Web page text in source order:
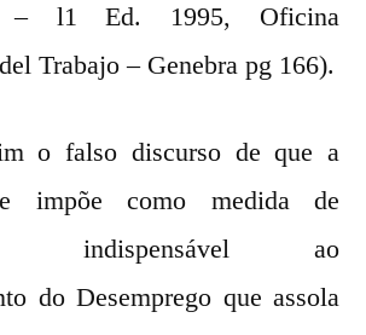
– l1 Ed. 1995, Oficina
Trabajo – Genebra pg 166).
o falso discurso de que a
impõe como medida de
indispensável ao
do Desemprego que assola